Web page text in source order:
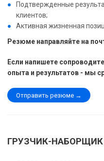
Подтвержденные
клиентов;
Активная жизненная
Резюме направляйте на
Если напишете
опыта и результатов - мы
Отправить резюме →
ГРУЗЧИК-НАБОРЩИК